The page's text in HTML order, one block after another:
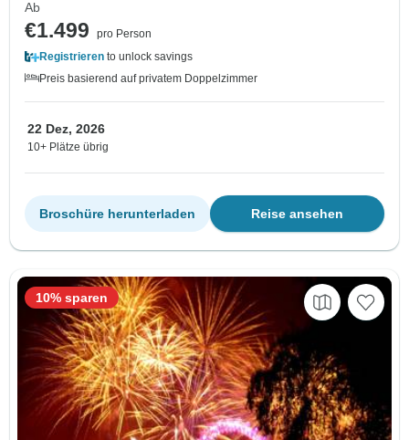
Ab
€1.499
pro Person
Registrieren to unlock savings
Preis basierend auf privatem Doppelzimmer
22 Dez, 2026
10+ Plätze übrig
Reise ansehen
Broschüre herunterladen
10% sparen